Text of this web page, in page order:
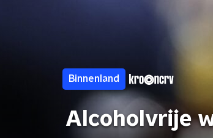
Binnenland
Alcoholvrije